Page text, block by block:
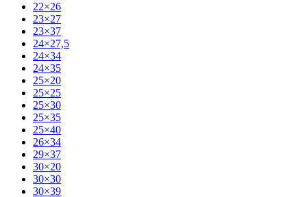
22×26
23×27
23×37
24×27,5
24×34
24×35
25×20
25×25
25×30
25×35
25×40
26×34
29×37
30×20
30×30
30×39